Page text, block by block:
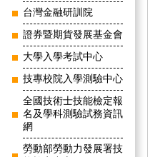
台灣金融研訓院
證券暨期貨發展基金會
大學入學考試中心
技專校院入學測驗中心
全國技術士技能檢定報
名及學科測驗試務資訊
網
勞動部勞動力發展署技